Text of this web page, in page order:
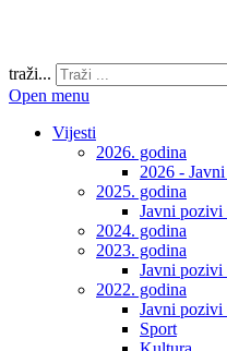
traži...
Open menu
Vijesti
2026. godina
2026 -
2025. godina
Javni pozivi
2024. godina
2023. godina
Javni pozivi
2022. godina
Javni pozivi
Sport